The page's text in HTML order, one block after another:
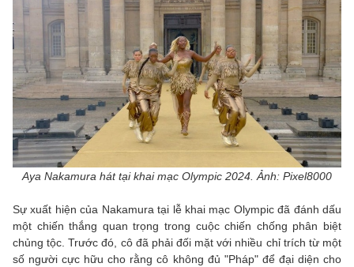
Aya Nakamura hát tại khai mạc Olympic 2024. Ảnh: Pixel8000
Sự xuất hiện của Nakamura tại lễ khai mạc Olympic đã đánh dấu
một chiến thắng quan trọng trong cuộc chiến chống phân biệt
chủng tộc. Trước đó, cô đã phải đối mặt với nhiều chỉ trích từ một
số người cực hữu cho rằng cô không đủ "Pháp" để đại diện cho